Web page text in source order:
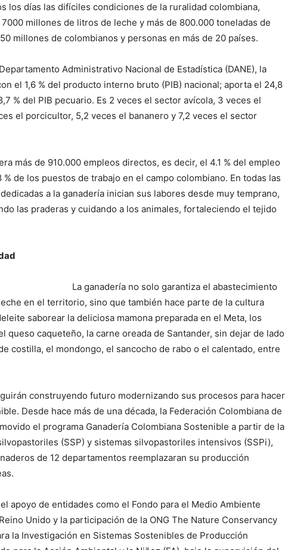
los días las difíciles condiciones de la ruralidad colombiana,
millones de litros de leche y más de 800.000 toneladas de
millones de colombianos y personas en más de 20 países.
Administrativo Nacional de Estadística (DANE), la
el 1,6 % del producto interno bruto (PIB) nacional; aporta el 24,8
% del PIB pecuario. Es 2 veces el sector avícola, 3 veces el
el porcicultor, 5,2 veces el bananero y 7,2 veces el sector
más de 910.000 empleos directos, es decir, el 4.1 % del empleo
de los puestos de trabajo en el campo colombiano. En todas las
a la ganadería inician sus labores desde muy temprano,
las praderas y cuidando a los animales, fortaleciendo el tejido
La ganadería no solo garantiza el abastecimiento
en el territorio, sino que también hace parte de la cultura
saborear la deliciosa mamona preparada en el Meta, los
queso caqueteño, la carne oreada de Santander, sin dejar de lado
costilla, el mondongo, el sancocho de rabo o el calentado, entre
construyendo futuro modernizando sus procesos para hacer
Desde hace más de una década, la Federación Colombiana de
el programa Ganadería Colombiana Sostenible a partir de la
(SSP) y sistemas silvopastoriles intensivos (SSPi),
de 12 departamentos reemplazaran su producción
apoyo de entidades como el Fondo para el Medio Ambiente
Unido y la participación de la ONG The Nature Conservancy
la Investigación en Sistemas Sostenibles de Producción